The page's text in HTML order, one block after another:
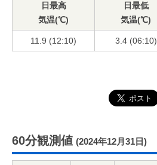
日最高
気温(℃)
日最低
気温(℃)
11.9 (12:10) 3.4 (06:10)
60分観測値 (2024年12月31日)